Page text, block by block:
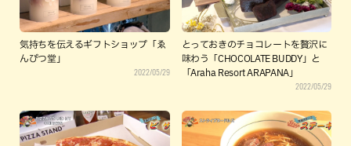
気持ちを伝えるギフトショップ「ゑ
んぴつ堂」
2022/05/29
とっておきのチョコレートを贅沢に
味わう「CHOCOLATE BUDDY」と
「Araha Resort ARAPANA」
2022/05/29